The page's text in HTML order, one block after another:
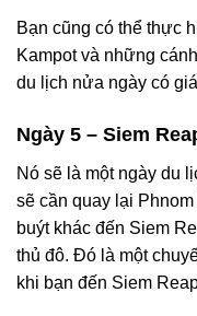
Bạn cũng có thể thực
Kampot và những
du lịch nửa ngày có
Ngày 5 – Siem
Nó sẽ là một ngày du
sẽ cần quay lại
buýt khác đến Siem
thủ đô. Đó là một
khi bạn đến Siem